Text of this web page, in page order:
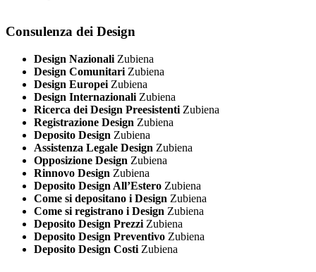
Consulenza dei Design
Design Nazionali Zubiena
Design Comunitari Zubiena
Design Europei Zubiena
Design Internazionali Zubiena
Ricerca dei Design Preesistenti Zubiena
Registrazione Design Zubiena
Deposito Design Zubiena
Assistenza Legale Design Zubiena
Opposizione Design Zubiena
Rinnovo Design Zubiena
Deposito Design All’Estero Zubiena
Come si depositano i Design Zubiena
Come si registrano i Design Zubiena
Deposito Design Prezzi Zubiena
Deposito Design Preventivo Zubiena
Deposito Design Costi Zubiena